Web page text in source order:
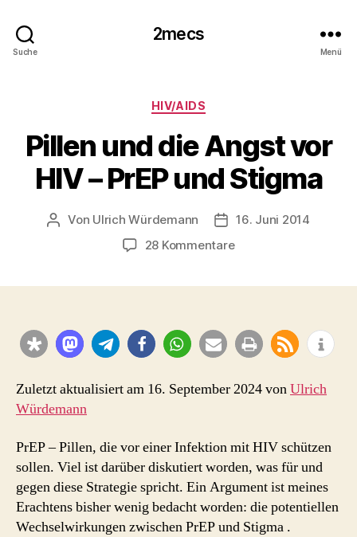
Suche
2mecs
Menü
Kategorien
HIV/AIDS
Pillen und die Angst vor
HIV – PrEP und Stigma
Beitragsautor
Von Ulrich Würdemann Beitragsdatum
16. Juni 2014
28 Kommentarezu
vor
HIV
PrEP
Zuletzt aktualisiert am 16. September 2024 vonUlrich
Würdemann
PrEP – Pillen, die vor einer Infektion mit HIV schützen
sollen. Viel ist darüber diskutiert worden, was für und
gegen diese Strategie spricht. Ein Argument ist meines
Erachtens bisher wenig bedacht worden: die potentiellen
Wechselwirkungen zwischen PrEP und Stigma .